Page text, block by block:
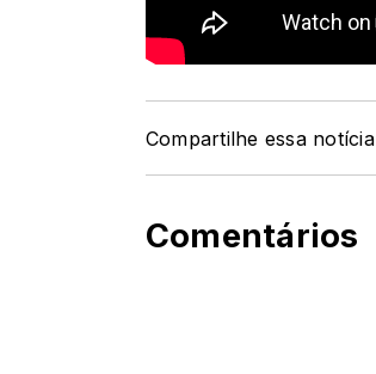
Compartilhe essa notícia
Comentários